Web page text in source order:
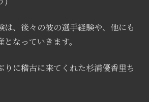
は、後々の彼の選手経験や、他にも
なっていきます。
りに稽古に来てくれた杉浦優香里ち